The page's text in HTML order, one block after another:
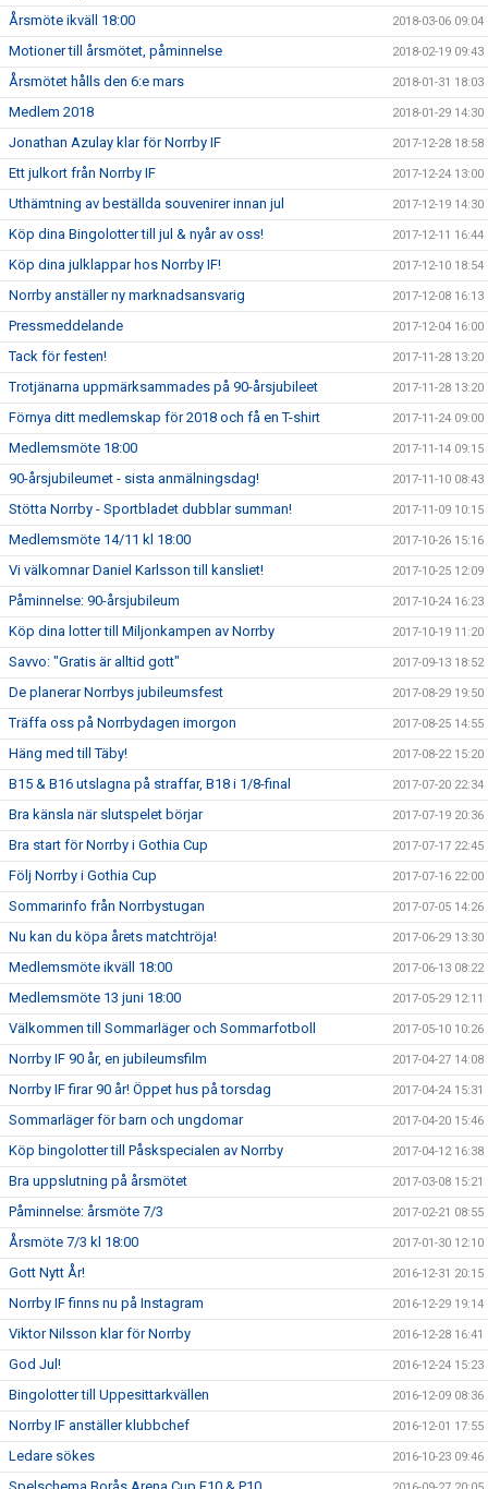
Årsmöte ikväll 18:00 2018-03-06 09:04
Motioner till årsmötet, påminnelse 2018-02-19 09:43
Årsmötet hålls den 6:e mars 2018-01-31 18:03
Medlem 2018 2018-01-29 14:30
Jonathan Azulay klar för Norrby IF 2017-12-28 18:58
Ett julkort från Norrby IF 2017-12-24 13:00
Uthämtning av beställda souvenirer innan jul 2017-12-19 14:30
Köp dina Bingolotter till jul & nyår av oss! 2017-12-11 16:44
Köp dina julklappar hos Norrby IF! 2017-12-10 18:54
Norrby anställer ny marknadsansvarig 2017-12-08 16:13
Pressmeddelande 2017-12-04 16:00
Tack för festen! 2017-11-28 13:20
Trotjänarna uppmärksammades på 90-årsjubileet 2017-11-28 13:20
Förnya ditt medlemskap för 2018 och få en T-shirt 2017-11-24 09:00
Medlemsmöte 18:00 2017-11-14 09:15
90-årsjubileumet - sista anmälningsdag! 2017-11-10 08:43
Stötta Norrby - Sportbladet dubblar summan! 2017-11-09 10:15
Medlemsmöte 14/11 kl 18:00 2017-10-26 15:16
Vi välkomnar Daniel Karlsson till kansliet! 2017-10-25 12:09
Påminnelse: 90-årsjubileum 2017-10-24 16:23
Köp dina lotter till Miljonkampen av Norrby 2017-10-19 11:20
Savvo: "Gratis är alltid gott" 2017-09-13 18:52
De planerar Norrbys jubileumsfest 2017-08-29 19:50
Träffa oss på Norrbydagen imorgon 2017-08-25 14:55
Häng med till Täby! 2017-08-22 15:20
B15 & B16 utslagna på straffar, B18 i 1/8-final 2017-07-20 22:34
Bra känsla när slutspelet börjar 2017-07-19 20:36
Bra start för Norrby i Gothia Cup 2017-07-17 22:45
Följ Norrby i Gothia Cup 2017-07-16 22:00
Sommarinfo från Norrbystugan 2017-07-05 14:26
Nu kan du köpa årets matchtröja! 2017-06-29 13:30
Medlemsmöte ikväll 18:00 2017-06-13 08:22
Medlemsmöte 13 juni 18:00 2017-05-29 12:11
Välkommen till Sommarläger och Sommarfotboll 2017-05-10 10:26
Norrby IF 90 år, en jubileumsfilm 2017-04-27 14:08
Norrby IF firar 90 år! Öppet hus på torsdag 2017-04-24 15:31
Sommarläger för barn och ungdomar 2017-04-20 15:46
Köp bingolotter till Påskspecialen av Norrby 2017-04-12 16:38
Bra uppslutning på årsmötet 2017-03-08 15:21
Påminnelse: årsmöte 7/3 2017-02-21 08:55
Årsmöte 7/3 kl 18:00 2017-01-30 12:10
Gott Nytt År! 2016-12-31 20:15
Norrby IF finns nu på Instagram 2016-12-29 19:14
Viktor Nilsson klar för Norrby 2016-12-28 16:41
God Jul! 2016-12-24 15:23
Bingolotter till Uppesittarkvällen 2016-12-09 08:36
Norrby IF anställer klubbchef 2016-12-01 17:55
Ledare sökes 2016-10-23 09:46